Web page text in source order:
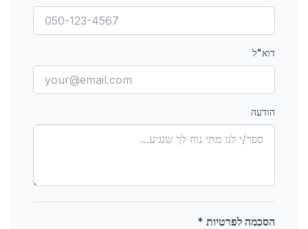
דוא"ל
הודעה
הסכמה לפרטיות *